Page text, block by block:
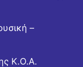
–
Κ.Ο.Α.